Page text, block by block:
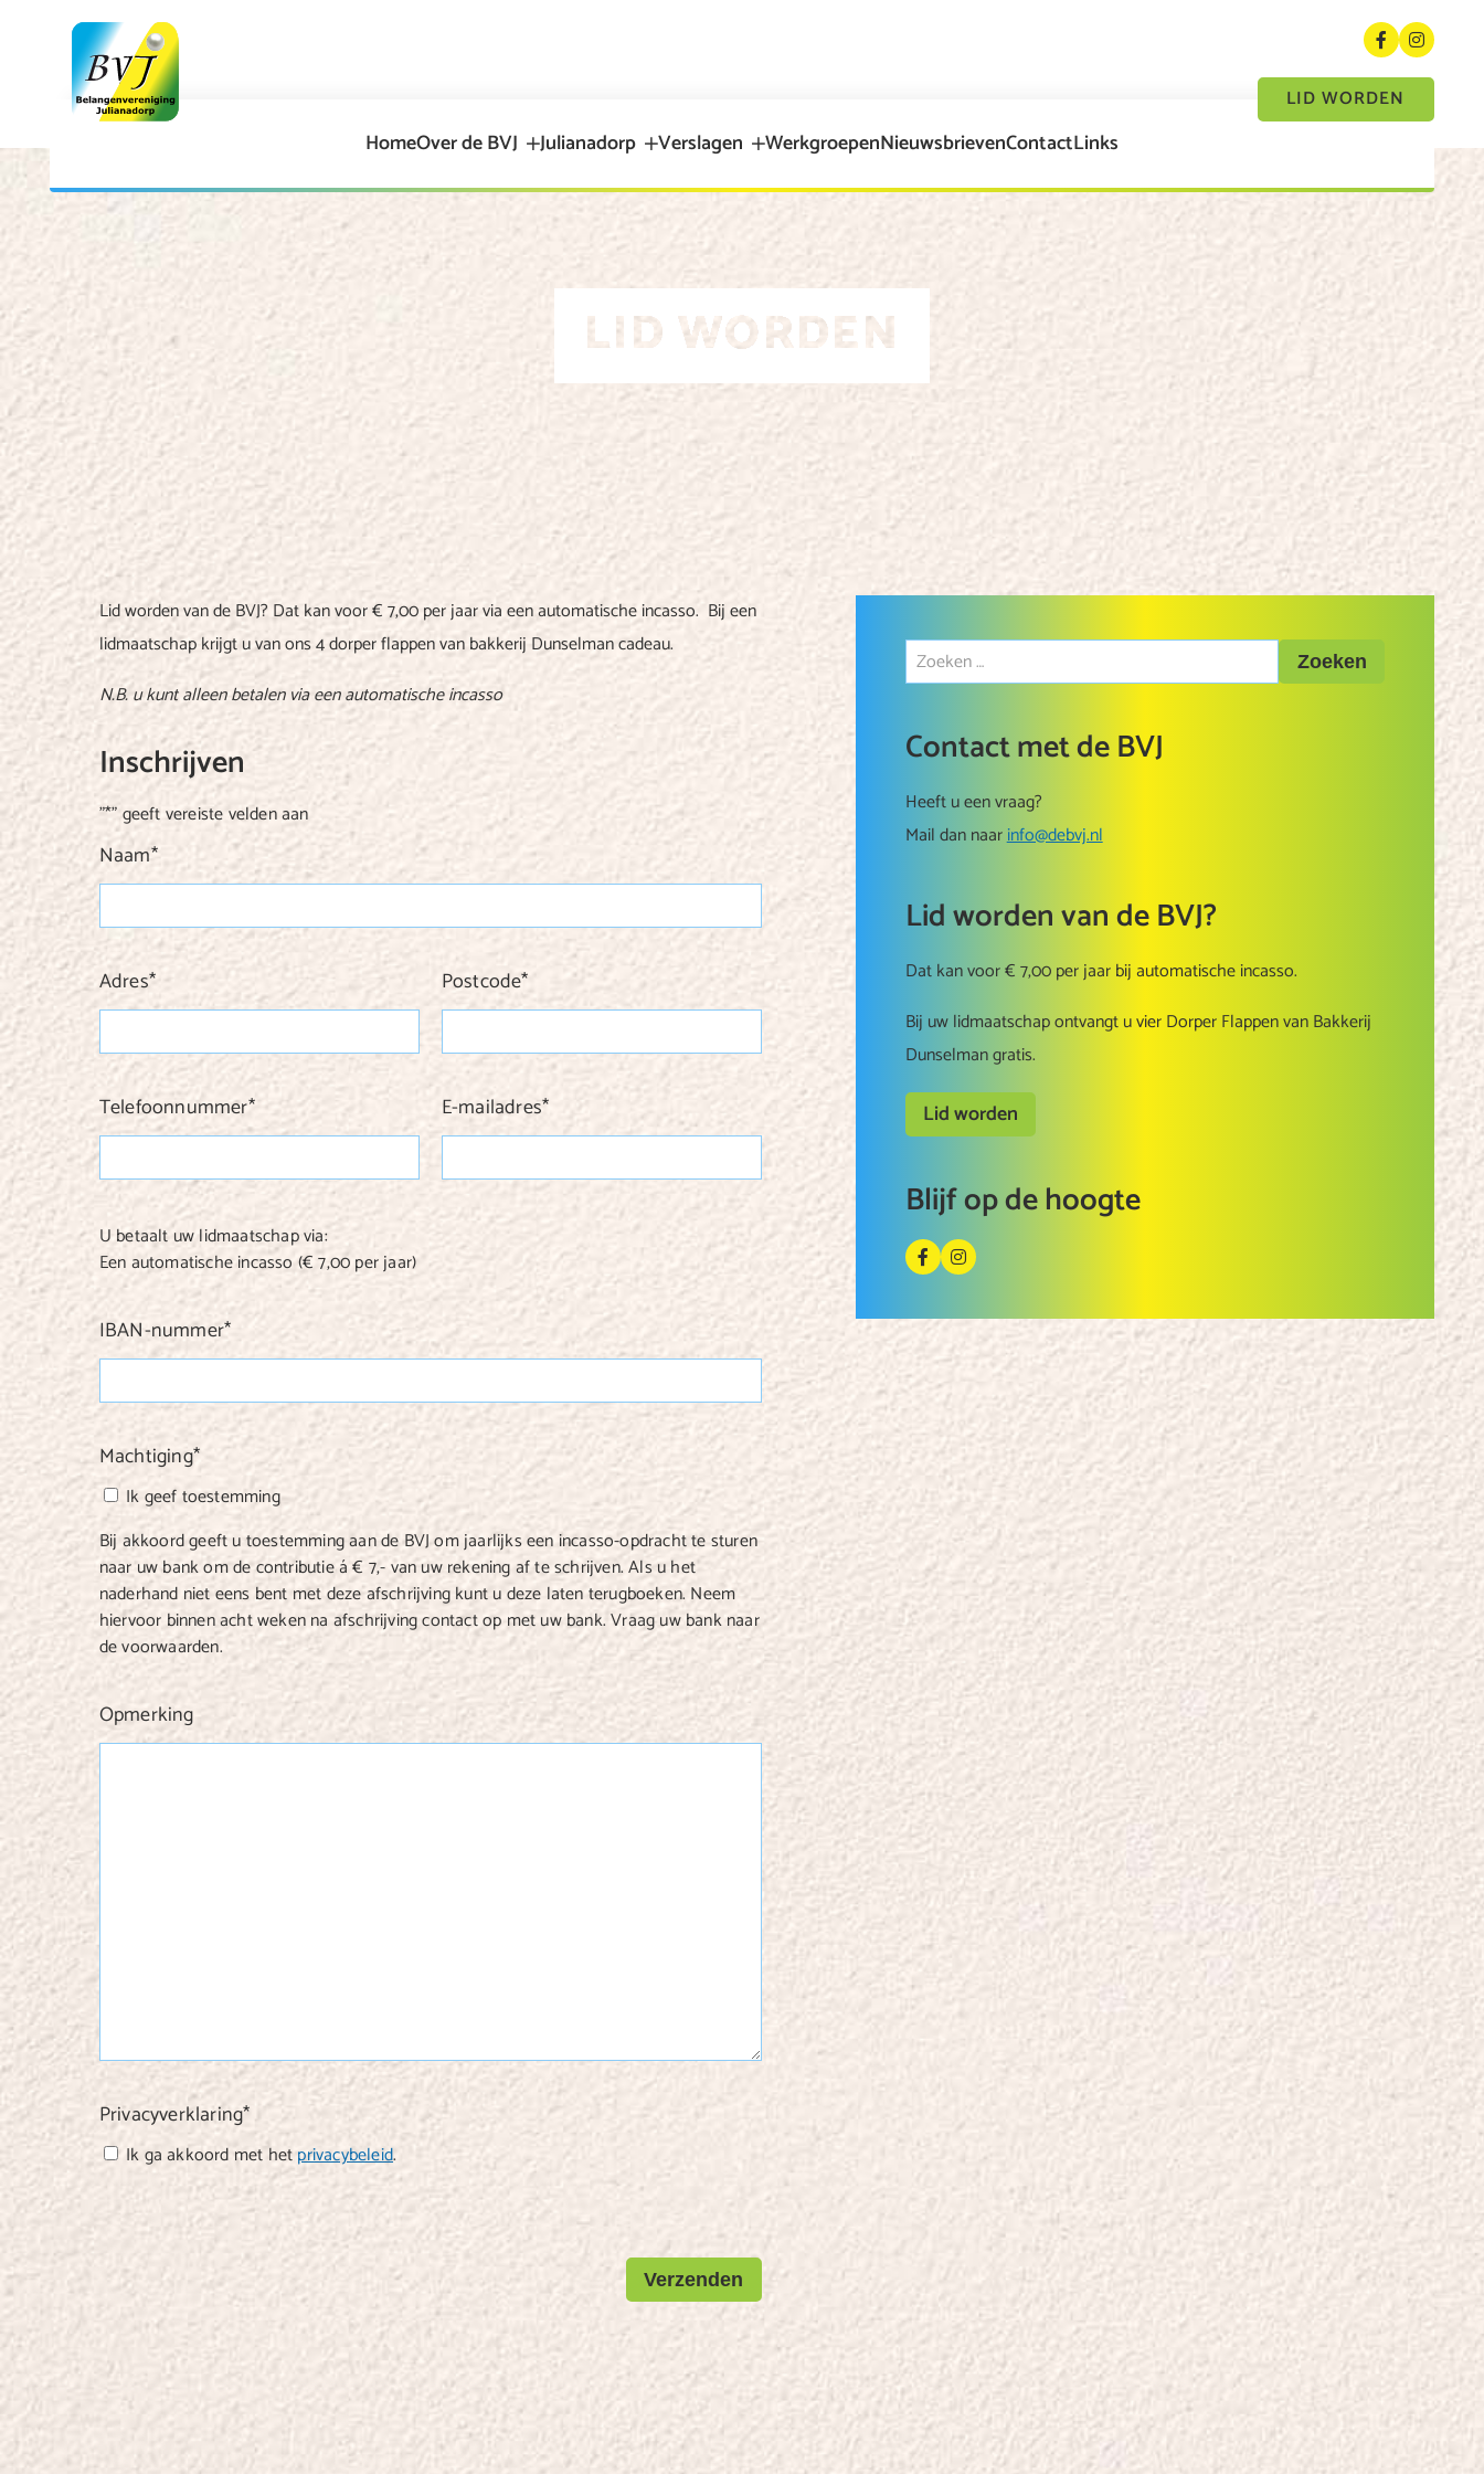
LID WORDEN
HomeOver de BVJ Julianadorp Verslagen WerkgroepenNieuwsbrievenContactLinks
LID WORDEN
Lid worden van de BVJ? Dat kan voor € 7,00 per jaar via een automatische incasso. Bij een
lidmaatschap krijgt u van ons 4 dorper flappen van bakkerij Dunselman cadeau.
N.B. u kunt alleen betalen via een automatische incasso
Inschrijven
"*" geeft vereiste velden aan
Naam*
Adres* Postcode*
Telefoonnummer* E-mailadres*
U betaalt uw lidmaatschap via:
Een automatische incasso (€ 7,00 per jaar)
IBAN-nummer*
Machtiging*
Ik geef toestemming
Bij akkoord geeft u toestemming aan de BVJ om jaarlijks een incasso-opdracht te sturen
naar uw bank om de contributie á € 7,- van uw rekening af te schrijven. Als u het
naderhand niet eens bent met deze afschrijving kunt u deze laten terugboeken. Neem
hiervoor binnen acht weken na afschrijving contact op met uw bank. Vraag uw bank naar
de voorwaarden.
Opmerking
Privacyverklaring*
Ik ga akkoord met hetprivacybeleid.
Contact met de BVJ
Heeft u een vraag?
Mail dan naarinfo@debvj.nl
Lid worden van de BVJ?
Dat kan voor € 7,00 per jaar bij automatische incasso.
Bij uw lidmaatschap ontvangt u vier Dorper Flappen van Bakkerij
Dunselman gratis.
Lid worden
Blijf op de hoogte